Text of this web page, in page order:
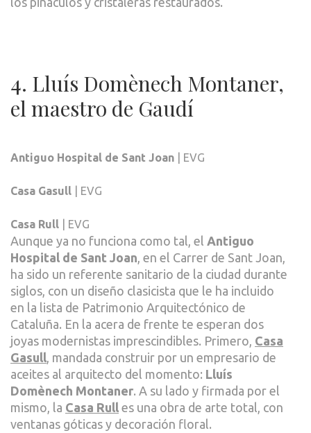
4. Lluís Domènech Montaner,
el maestro de Gaudí
Antiguo Hospital de Sant Joan | EVG
Casa Gasull | EVG
Casa Rull | EVG
Aunque ya no funciona como tal, el Antiguo
Hospital de Sant Joan , en el Carrer de Sant Joan,
ha sido un referente sanitario de la ciudad durante
siglos, con un diseño clasicista que le ha incluido
en la lista de Patrimonio Arquitectónico de
Cataluña. En la acera de frente te esperan dos
joyas modernistas imprescindibles. Primero, Casa
Gasull , mandada construir por un empresario de
aceites al arquitecto del momento: Lluís
Domènech Montaner. A su lado y firmada por el
mismo, la Casa Rull es una obra de arte total, con
ventanas góticas y decoración floral.